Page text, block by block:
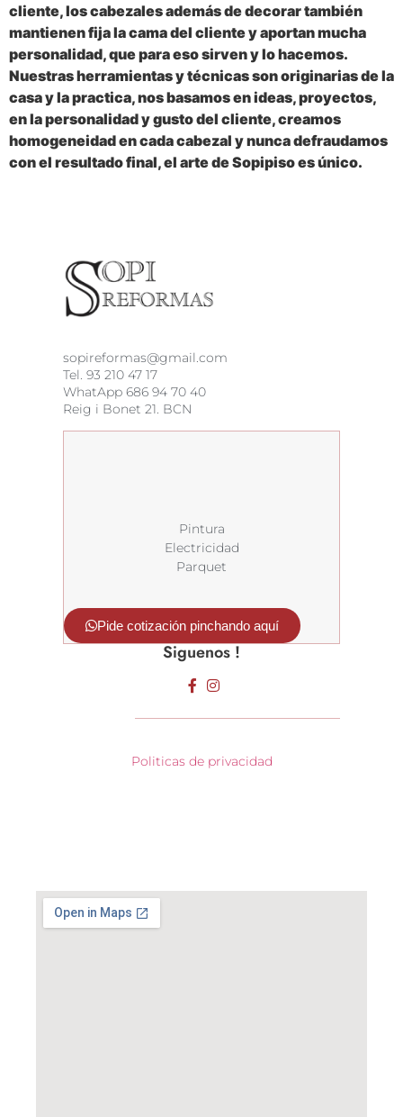
cliente, los cabezales además de decorar también
mantienen fija la cama del cliente y aportan mucha
personalidad, que para eso sirven y lo hacemos.
Nuestras herramientas y técnicas son originarias de la
casa y la practica, nos basamos en ideas, proyectos,
en la personalidad y gusto del cliente, creamos
homogeneidad en cada cabezal y nunca defraudamos
con el resultado final, el arte de Sopipiso es único.
sopireformas@gmail.com
Tel. 93 210 47 17
WhatApp 686 94 70 40
Reig i Bonet 21. BCN
Pintura
Electricidad
Parquet
Pide cotización pinchando aquí
Siguenos !
Politicas de privacidad